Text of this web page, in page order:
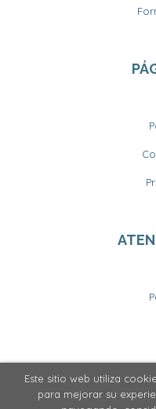
2026 © Llibrería
Este sitio web utiliza
para mejorar su